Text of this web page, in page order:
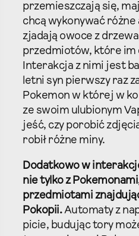
przemieszczają się,
chcą wykonywać różne
zjadają owoce z
przedmiotów, które im
Interakcja z nimi jest
letni syn pierwszy raz
Pokemon w której w
ze swoim ulubionym
jeść, czy porobić
robił różne miny.
Dodatkowo w
nie tylko z
przedmiotami
Pokopii.Automaty z
picie, budując tory